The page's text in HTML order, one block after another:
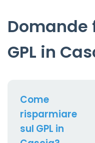
Domande
GPL in
Come
risparmiare
sul GPL in